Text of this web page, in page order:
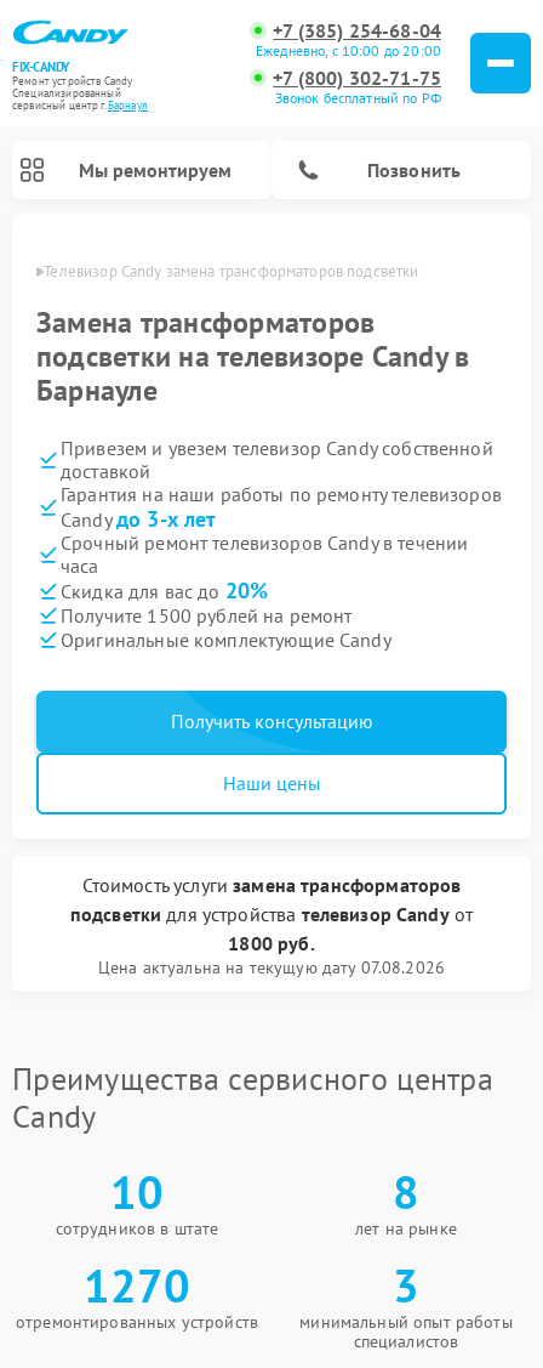
FIX-CANDY
Ремонт устройств Candy
Специализированный
cервисный центр г.Барнаул
+7 (385) 254-68-04
Ежедневно, с 10:00 до 20:00
+7 (800) 302-71-75
Звонок бесплатный по РФ
Мы ремонтируем Позвонить
Телевизор Candy замена трансформаторов подсветки
Замена трансформаторов
подсветки на телевизоре Candy в
Барнауле
Привезем и увезем телевизор Candy собственной
доставкой
Гарантия на наши работы по ремонту телевизоров
Candyдо 3-х лет
Срочный ремонт телевизоров Candy в течении
часа
Скидка для вас до 20%
Получите 1500 рублей на ремонт
Оригинальные комплектующие Candy
Получить консультацию
Наши цены
Стоимость услугизамена трансформаторов
подсветки для устройства телевизор Candyот
1800 руб.
Цена актуальна на текущую дату 07.08.2026
Преимущества сервисного центра
Candy
10
сотрудников в штате
8
лет на рынке
1270
отремонтированных устройств
3
минимальный опыт работы
специалистов